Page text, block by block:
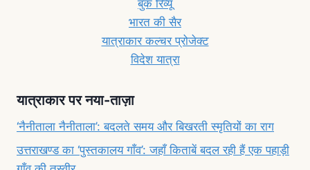
बुक रिव्यू
भारत की सैर
यात्राकार कल्चर प्रोजेक्ट
विदेश यात्रा
यात्राकार पर नया-ताज़ा
‘नैनीताला नैनीताला’: बदलते समय और बिखरती स्मृतियों का राग
उत्तराखण्ड का ‘पुस्तकालय गाँव’: जहाँ किताबें बदल रही हैं एक पहाड़ी